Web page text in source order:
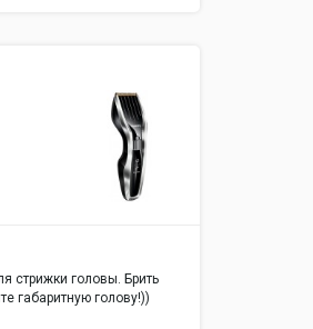
стрижки головы. Брить
габаритную голову!))